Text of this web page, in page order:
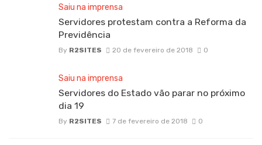
Saiu na imprensa
Servidores protestam contra a Reforma da
Previdência
By R2SITES 20 de fevereiro de 2018 0
Saiu na imprensa
Servidores do Estado vão parar no próximo
dia 19
By R2SITES 7 de fevereiro de 2018 0